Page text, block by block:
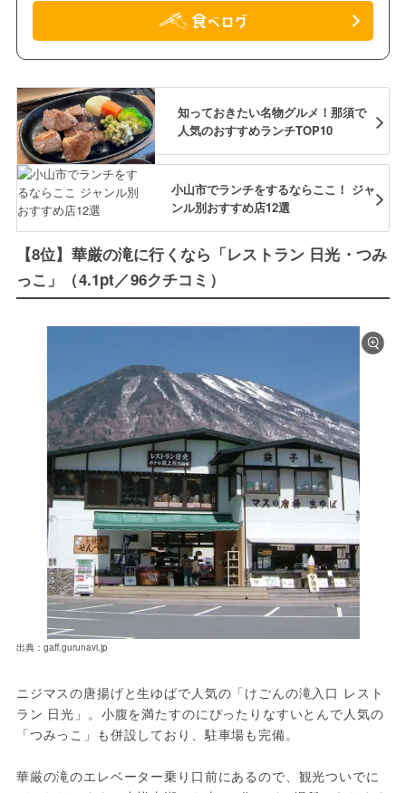
知っておきたい名物グルメ！那須で
人気のおすすめランチTOP10
小山市でランチをするならここ！ ジャ
ンル別おすすめ店12選
【8位】華厳の滝に行くなら「レストラン 日光・つみ
っこ」（4.1pt／96クチコミ）
出典：gaff.gurunavi.jp
ニジマスの唐揚げと生ゆばで人気の「けごんの滝入口 レスト
ラン 日光」。小腹を満たすのにぴったりなすいとんで人気の
「つみっこ」も併設しており、駐車場も完備。
華厳の滝のエレベーター乗り口前にあるので、観光ついでに